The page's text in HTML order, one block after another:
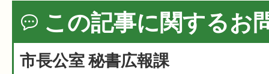
この記事に関するお
市長公室 秘書広報課